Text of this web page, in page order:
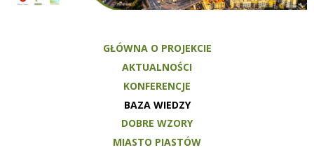
GŁÓWNA O PROJEKCIE
AKTUALNOŚCI
KONFERENCJE
BAZA WIEDZY
DOBRE WZORY
MIASTO PIASTÓW